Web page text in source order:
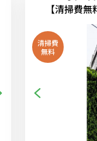
【清掃費無
清掃費
無料